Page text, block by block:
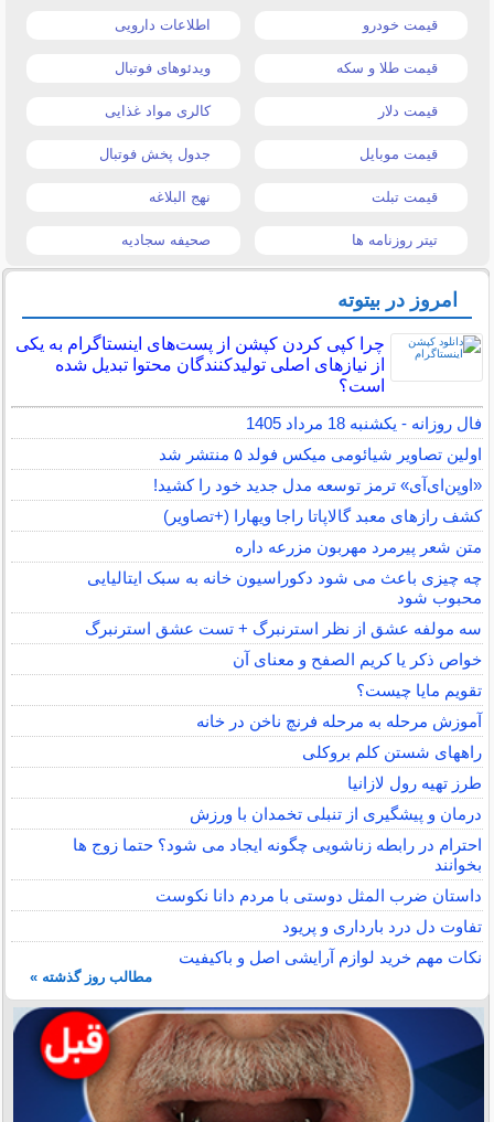
قیمت خودرو اطلاعات دارویی
قیمت طلا و سکه ویدئوهای فوتبال
قیمت دلار کالری مواد غذایی
قیمت موبایل جدول پخش فوتبال
قیمت تبلت نهج البلاغه
تیتر روزنامه ها صحیفه سجادیه
امروز در بیتوته
چرا کپی کردن کپشن از پست‌های اینستاگرام به یکی
از نیازهای اصلی تولیدکنندگان محتوا تبدیل شده
است؟
فال روزانه - یکشنبه 18 مرداد 1405
اولین تصاویر شیائومی میکس فولد ۵ منتشر شد
«اوپن‌ای‌آی» ترمز توسعه مدل جدید خود را کشید!
کشف رازهای معبد گالاپاتا راجا ویهارا (+تصاویر)
متن شعر پیرمرد مهربون مزرعه داره
چه چیزی باعث می شود دکوراسیون خانه به سبک ایتالیایی
محبوب شود
سه مولفه عشق از نظر استرنبرگ + تست عشق استرنبرگ
خواص ذکر یا کریم الصفح و معنای آن
تقویم مایا چیست؟
آموزش مرحله به مرحله فرنچ ناخن در خانه
راههای شستن کلم بروکلی
طرز تهیه رول لازانیا
درمان و پیشگیری از تنبلی تخمدان با ورزش
احترام در رابطه زناشویی چگونه ایجاد می شود؟ حتما زوج ها
بخوانند
داستان ضرب المثل دوستی با مردم دانا نكوست
تفاوت دل درد بارداری و پریود
نکات مهم خرید لوازم آرایشی اصل و باکیفیت
مطالب روز گذشته »